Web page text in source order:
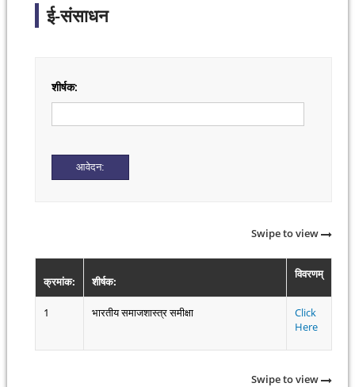
ई-संसाधन
शीर्षक:
Swipe to view
क्रमांक: शीर्षक:
विवरणम्
1 भारतीय समाजशास्त्र समीक्षा
Click
Here
Swipe to view